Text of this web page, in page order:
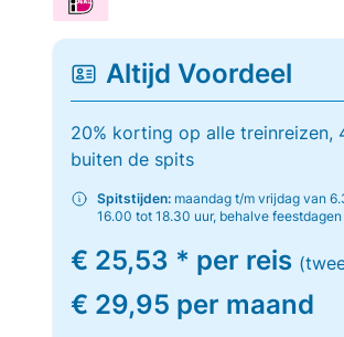
Altijd Voordeel
20% korting op alle treinreizen,
buiten de spits
Spitstijden: maandag t/m vrijdag van
16.00 tot 18.30 uur, behalve feestdagen
€ 25,53 * per reis
€ 29,95 per maand